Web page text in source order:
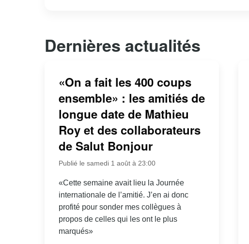
Dernières actualités
«On a fait les 400 coups
ensemble» : les amitiés de
longue date de Mathieu
Roy et des collaborateurs
de Salut Bonjour
Publié le samedi 1 août à 23:00
«Cette semaine avait lieu la Journée
internationale de l’amitié. J’en ai donc
profité pour sonder mes collègues à
propos de celles qui les ont le plus
marqués»